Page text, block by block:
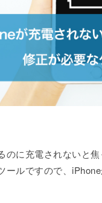
に充電されないと焦
ールですので、